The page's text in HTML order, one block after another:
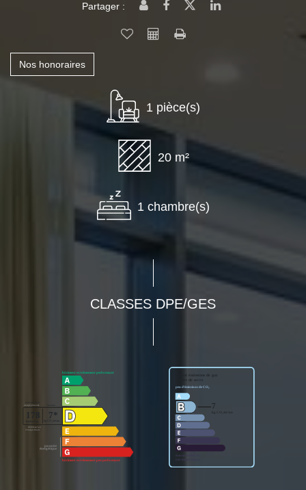
Partager :
Nos honoraires
1 pièce(s)
20 m²
1 chambre(s)
CLASSES DPE/GES